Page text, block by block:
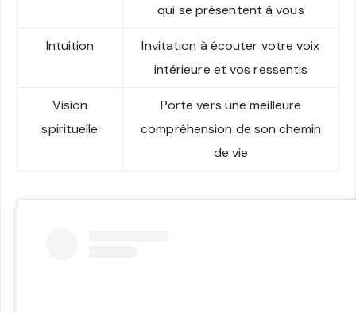
qui se présentent à vous
Intuition
Invitation à écouter votre voix
intérieure et vos ressentis
Vision
spirituelle
Porte vers une meilleure
compréhension de son chemin
de vie